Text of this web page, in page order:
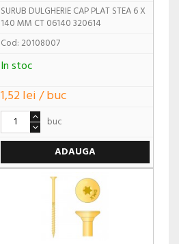
SURUB DULGHERIE CAP PLAT STEA 6 X
140 MM CT 06140 320614
Cod: 20108007
In stoc
1,52 lei / buc
buc
ADAUGA